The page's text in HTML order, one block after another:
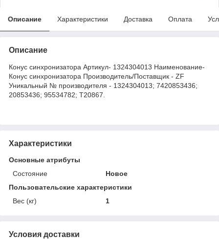
Описание Характеристики Доставка Оплата
Описание
Конус синхронизатора Артикул- 1324304013 Наименование-
Конус синхронизатора Производитель/Поставщик - ZF
Уникальный № производителя - 1324304013; 7420853436;
20853436; 95534782; T20867.
Характеристики
Основные атрибуты
Состояние
Новое
Пользовательские характеристики
Вес (кг)
1
Условия доставки